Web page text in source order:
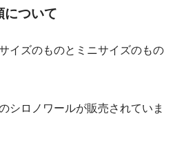
について
イズのものとミニサイズのもの
シロノワールが販売されていま